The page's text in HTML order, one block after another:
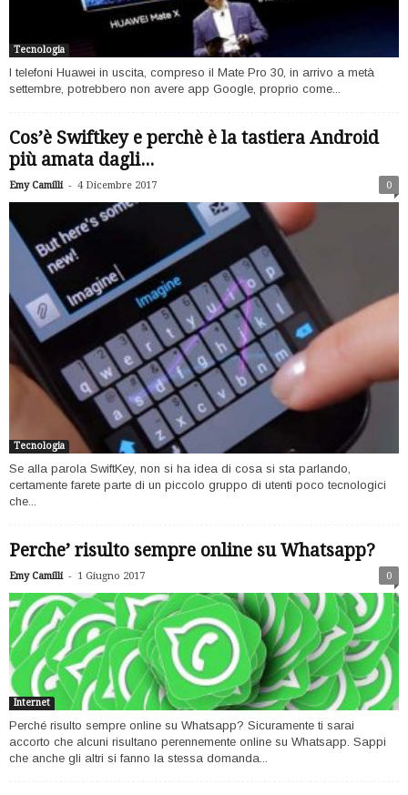
Tecnologia
I telefoni Huawei in uscita, compreso il Mate Pro 30, in arrivo a metà
settembre, potrebbero non avere app Google, proprio come...
Cos’è Swiftkey e perchè è la tastiera Android
più amata dagli...
Emy Camilli - 4 Dicembre 2017 0
Tecnologia
Se alla parola SwiftKey, non si ha idea di cosa si sta parlando,
certamente farete parte di un piccolo gruppo di utenti poco tecnologici
che...
Perche’ risulto sempre online su Whatsapp?
Emy Camilli - 1 Giugno 2017 0
Internet
Perché risulto sempre online su Whatsapp? Sicuramente ti sarai
accorto che alcuni risultano perennemente online su Whatsapp. Sappi
che anche gli altri si fanno la stessa domanda...